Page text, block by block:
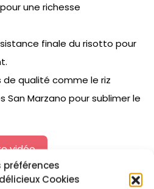
préférences
Cookies
une richesse
finale du risotto pour
de qualité comme le riz
Marzano pour sublimer le
vidéo